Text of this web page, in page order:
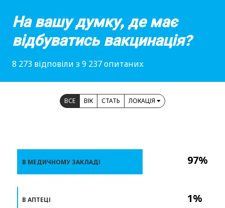
На вашу думку, де має
відбуватись вакцинація?
8 273 відповіли з 9 237 опитаних
ВСЕ ВІК СТАТЬ ЛОКАЦІЯ
97%
1%
В МЕДИЧНОМУ ЗАКЛАДІ
В АПТЕЦІ